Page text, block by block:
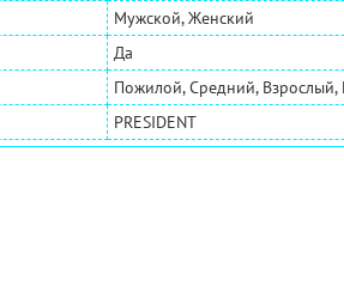
Мужской, Женский
Да
Пожилой, Средний, Взрослый,
PRESIDENT